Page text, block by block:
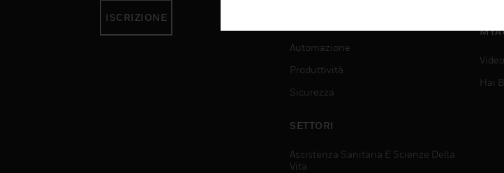
ISCRIZIONE
Automazione
Produttività
Sicurezza
SETTORI
Assistenza Sanitaria E Scienze Della
Vita
Hai